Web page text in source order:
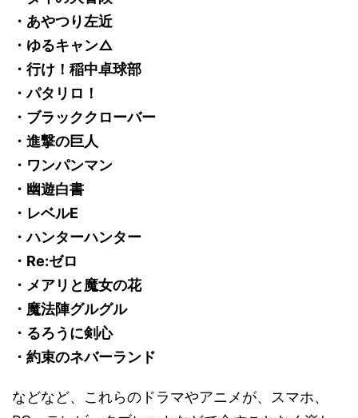
・あやつり左近
・ゆるキャン△
・行け！稲中卓球部
・パタリロ！
・ブラッククローバー
・進撃の巨人
・ワンパンマン
・幽遊白書
・レベルE
・ハンターハンター
・Re:ゼロ
・メアリと魔女の花
・魔法陣グルグル
・るろうに剣心
・約束のネバーランド
などなど、これらのドラマやアニメが、スマホ、